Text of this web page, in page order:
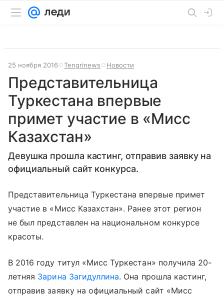
25 ноября 2016 Tengrinews Новости
Представительница
Туркестана впервые
примет участие в «Мисс
Казахстан»
Девушка прошла кастинг, отправив заявку на
официальный сайт конкурса.
Представительница Туркестана впервые примет
участие в «Мисс Казахстан». Ранее этот регион
не был представлен на национальном конкурсе
красоты.
В 2016 году титул «Мисс Туркестан» получила 20-
летняя Зарина Загидуллина. Она прошла кастинг,
отправив заявку на официальный сайт «Мисс